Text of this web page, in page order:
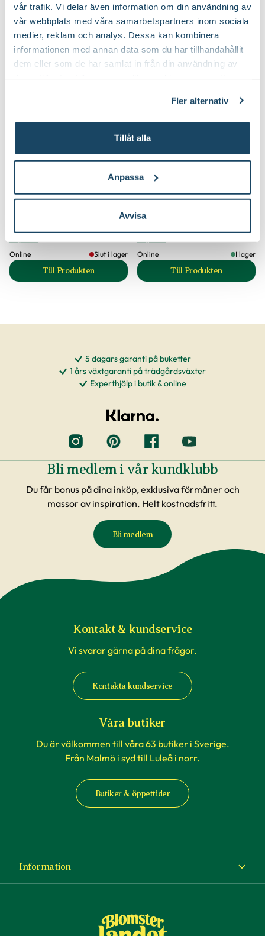
vår trafik. Vi delar även information om din användning av
vår webbplats med våra samarbetspartners inom sociala
medier, reklam och analys. Dessa kan kombinera
informationen med annan data som du har tillhandahållit
dem eller som de har samlat in från din användning av
Fler alternativ
Tillåt alla
Anpassa
Avvisa
Köp till för ett lyckat resultat
Hasselfors
Rhododendronjord
Online
Slut i lager
Till Produkten
till Hasselfors Rhododendronjord produktsida
3 för 99:-
Trädgårdshandske Greppa
Blomsterlandet
Finns i flera varianter
Online
I lager
Till Produkten
till
5 dagars garanti på buketter
1 års växtgaranti på trädgårdsväxter
Experthjälp i butik & online
Bli medlem i vår kundklubb
Du får bonus på dina inköp, exklusiva förmåner och
massor av inspiration. Helt kostnadsfritt.
Bli medlem
Kontakt & kundservice
Vi svarar gärna på dina frågor.
Kontakta kundservice
Våra butiker
Du är välkommen till våra 63 butiker i Sverige.
Från Malmö i syd till Luleå i norr.
Butiker & öppettider
Information
Köp- och leveransvillkor